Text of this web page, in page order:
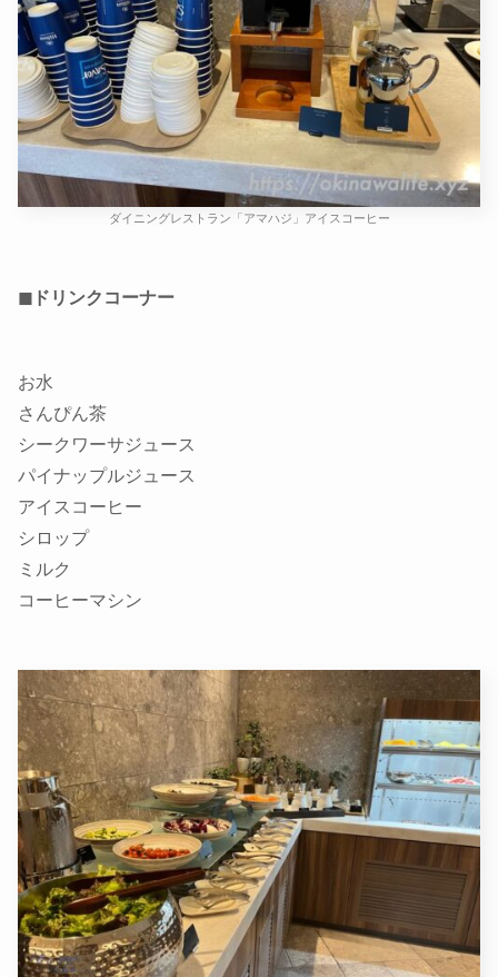
ダイニングレストラン「アマハジ」アイスコーヒー
◼ドリンクコーナー
お水
さんぴん茶
シークワーサジュース
パイナップルジュース
アイスコーヒー
シロップ
ミルク
コーヒーマシン